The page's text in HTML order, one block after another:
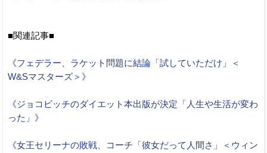
■関連記事■
《フェデラー、ラケット問題に結論「試していただけ」＜
W&Sマスターズ＞》
《ジョコビッチのダイエット本出版が決定「人生や生活が変わ
った」》
《女王セリーナの敗戦、コーチ「彼女だって人間さ」＜ウィン